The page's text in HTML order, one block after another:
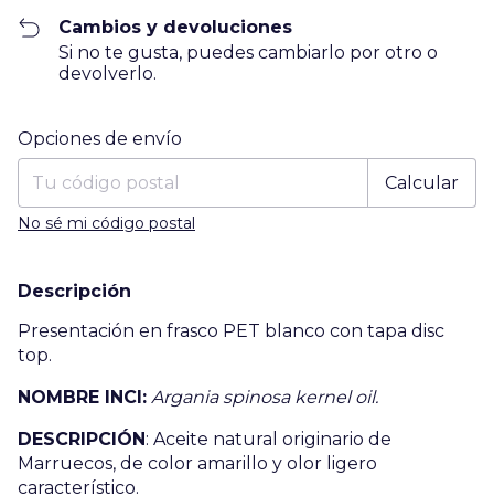
Cambios y devoluciones
Si no te gusta, puedes cambiarlo por otro o
devolverlo.
Entregas para el CP:
Opciones de envío
Calcular
No sé mi código postal
Descripción
Presentación en frasco PET blanco con tapa disc
top.
NOMBRE INCI: Argania spinosa kernel oil.
DESCRIPCIÓN: Aceite natural originario de
Marruecos, de color amarillo y olor ligero
característico.